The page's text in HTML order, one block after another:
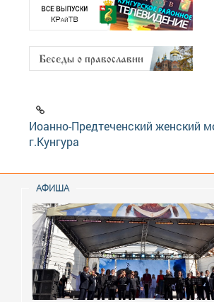
Иоанно-Предтеченский женский
г.Кунгура
АФИША